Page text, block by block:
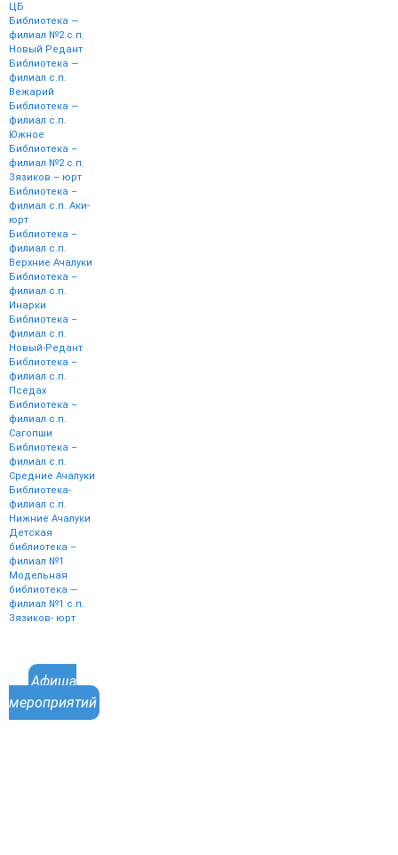
ЦБ
Библиотека —
филиал №2 с.п.
Новый Редант
Библиотека —
филиал с.п.
Вежарий
Библиотека —
филиал с.п.
Южное
Библиотека –
филиал №2 с.п.
Зязиков – юрт
Библиотека –
филиал с.п. Аки-
юрт
Библиотека –
филиал с.п.
Верхние Ачалуки
Библиотека –
филиал с.п.
Инарки
Библиотека –
филиал с.п.
Новый-Редант
Библиотека –
филиал с.п.
Пседах
Библиотека –
филиал с.п.
Сагопши
Библиотека –
филиал с.п.
Средние Ачалуки
Библиотека-
филиал с.п.
Нижние Ачалуки
Детская
библиотека –
филиал №1
Модельная
библиотека —
филиал №1 с.п.
Зязиков- юрт
Афиша
мероприятий